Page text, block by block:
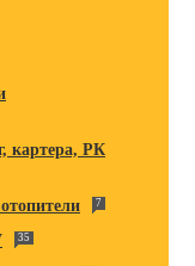
картера, РК
7
35